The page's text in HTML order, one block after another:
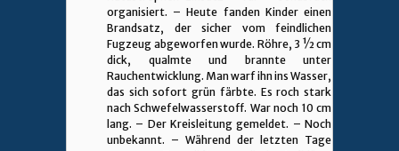
organisiert. – Heute fanden Kinder einen
Brandsatz, der sicher vom feindlichen
Fugzeug abgeworfen wurde. Röhre, 3 ½ cm
dick, qualmte und brannte unter
Rauchentwicklung. Man warf ihn ins Wasser,
das sich sofort grün färbte. Es roch stark
nach Schwefelwasserstoff. War noch 10 cm
lang. – Der Kreisleitung gemeldet. – Noch
unbekannt. – Während der letzten Tage